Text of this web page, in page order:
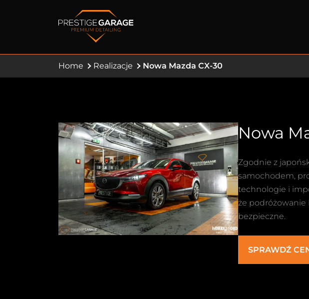
Home Realizacje Nowa Mazda CX-30
Nowa
Zgodnie z
samochodem,
technologie i
że podróżowanie
bezpieczne.
SPRAWDŹ